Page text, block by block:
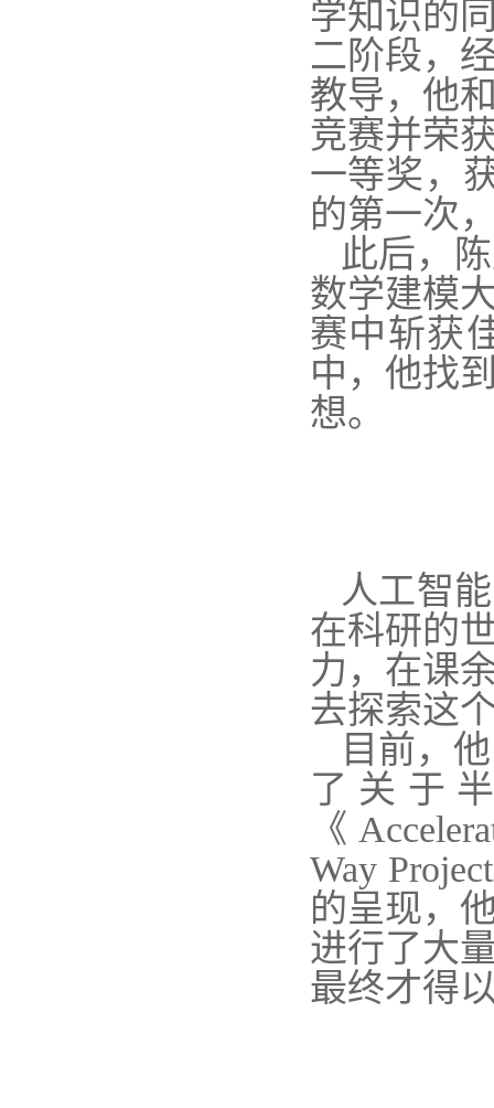
学知识的
二阶段，
教导，他
竞赛并荣
一等奖，
的第一次
此后，
数学建模
赛中斩获
中，他找
想。
人工智
在科研的
力，在课
去探索这
目前，
了关于
《
Way
的呈现，
进行了大
最终才得